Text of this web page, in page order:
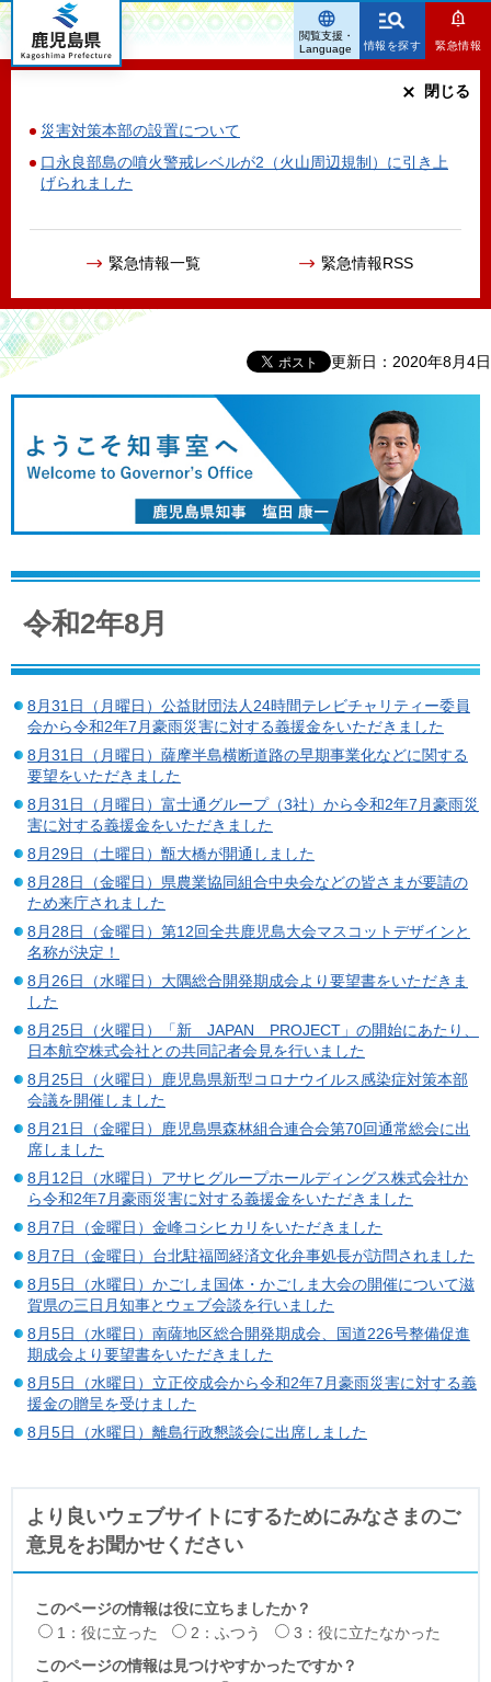
鹿児島県
情報を探す 緊急情報
災害対策本部の設置について
口永良部島の噴火警戒レベルが2（火山周辺規制）に引き上
げられました
緊急情報一覧 緊急情報RSS
閉じる
閲覧支援・
Language
更新日：2020年8月4日
令和2年8月
8月31日（月曜日）公益財団法人24時間テレビチャリティー委員
会から令和2年7月豪雨災害に対する義援金をいただきました
8月31日（月曜日）薩摩半島横断道路の早期事業化などに関する
要望をいただきました
8月31日（月曜日）富士通グループ（3社）から令和2年7月豪雨災
害に対する義援金をいただきました
8月29日（土曜日）甑大橋が開通しました
8月28日（金曜日）県農業協同組合中央会などの皆さまが要請の
ため来庁されました
8月28日（金曜日）第12回全共鹿児島大会マスコットデザインと
名称が決定！
8月26日（水曜日）大隅総合開発期成会より要望書をいただきま
した
8月25日（火曜日）「新 JAPAN PROJECT」の開始にあたり、
日本航空株式会社との共同記者会見を行いました
8月25日（火曜日）鹿児島県新型コロナウイルス感染症対策本部
会議を開催しました
8月21日（金曜日）鹿児島県森林組合連合会第70回通常総会に出
席しました
8月12日（水曜日）アサヒグループホールディングス株式会社か
ら令和2年7月豪雨災害に対する義援金をいただきました
8月7日（金曜日）金峰コシヒカリをいただきました
8月7日（金曜日）台北駐福岡経済文化弁事処長が訪問されました
8月5日（水曜日）かごしま国体・かごしま大会の開催について滋
賀県の三日月知事とウェブ会談を行いました
8月5日（水曜日）南薩地区総合開発期成会、国道226号整備促進
期成会より要望書をいただきました
8月5日（水曜日）立正佼成会から令和2年7月豪雨災害に対する義
援金の贈呈を受けました
8月5日（水曜日）離島行政懇談会に出席しました
より良いウェブサイトにするためにみなさまのご
意見をお聞かせください
このページの情報は役に立ちましたか？
1：役に立った
2：ふつう
3：役に立たなかった
このページの情報は見つけやすかったですか？